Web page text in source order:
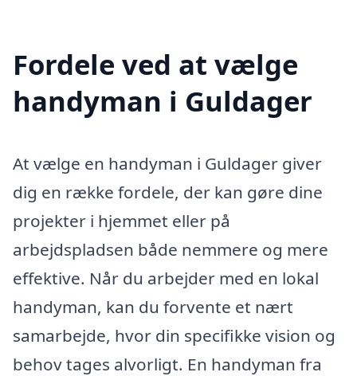
Fordele ved at vælge
handyman i Guldager
At vælge en handyman i Guldager giver
dig en række fordele, der kan gøre dine
projekter i hjemmet eller på
arbejdspladsen både nemmere og mere
effektive. Når du arbejder med en lokal
handyman, kan du forvente et nært
samarbejde, hvor din specifikke vision og
behov tages alvorligt. En handyman fra